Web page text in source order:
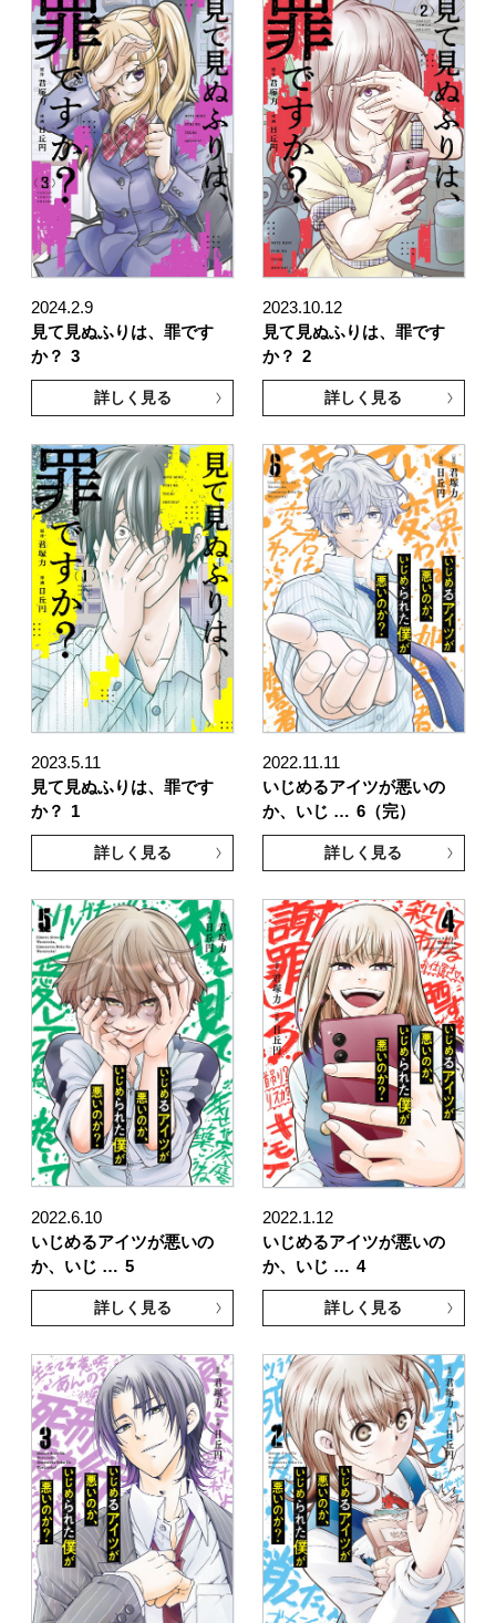
2024.2.9
見て見ぬふりは、罪です
か？ 3
詳しく見る
2023.10.12
見て見ぬふりは、罪です
か？ 2
詳しく見る
2023.5.11
見て見ぬふりは、罪です
か？
1
詳しく見る
2022.11.11
いじめるアイツが悪いの
か、いじ … 6（完）
詳しく見る
2022.6.10
いじめるアイツが悪いの
か、いじ … 5
詳しく見る
2022.1.12
いじめるアイツが悪いの
か、いじ … 4
詳しく見る